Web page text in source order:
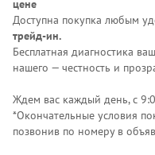
цене
Доступна покупка любым
трейд-ин.
Бесплатная диагностика
нашего — честность и
Ждем вас каждый день, с
*Окончательные условия
позвонив по номеру в